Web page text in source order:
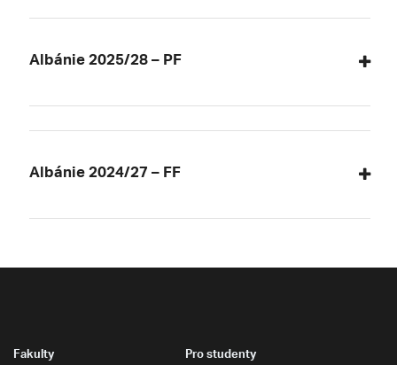
Albánie 2025/28 – PF
Albánie 2024/27 – FF
Fakulty Pro studenty